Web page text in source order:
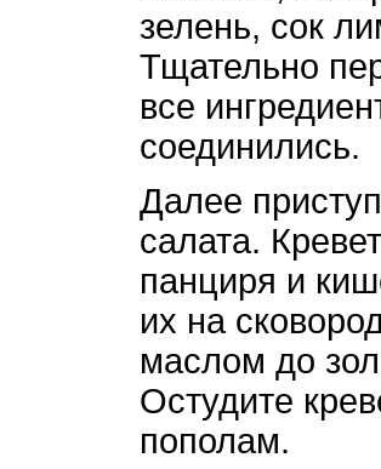
зелень, сок
Тщательно
все
соединились.
Далее
салата.
панциря и
их на
маслом до
Остудите
пополам.